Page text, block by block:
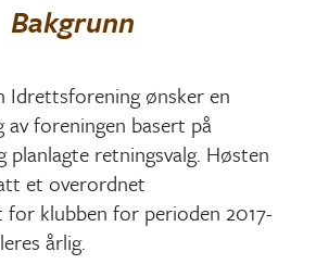
Bakgrunn
Idrettsforening ønsker en
av foreningen basert på
planlagte retningsvalg. Høsten
et overordnet
klubben for perioden 2017-
årlig.